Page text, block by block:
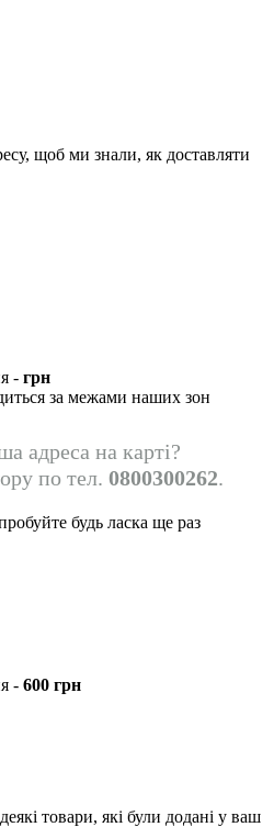
щоб ми знали, як доставляти
- грн
за межами наших зон
адреса на карті?
по тел. 0800300262.
будь ласка ще раз
- 600 грн
товари, які були додані у ваш